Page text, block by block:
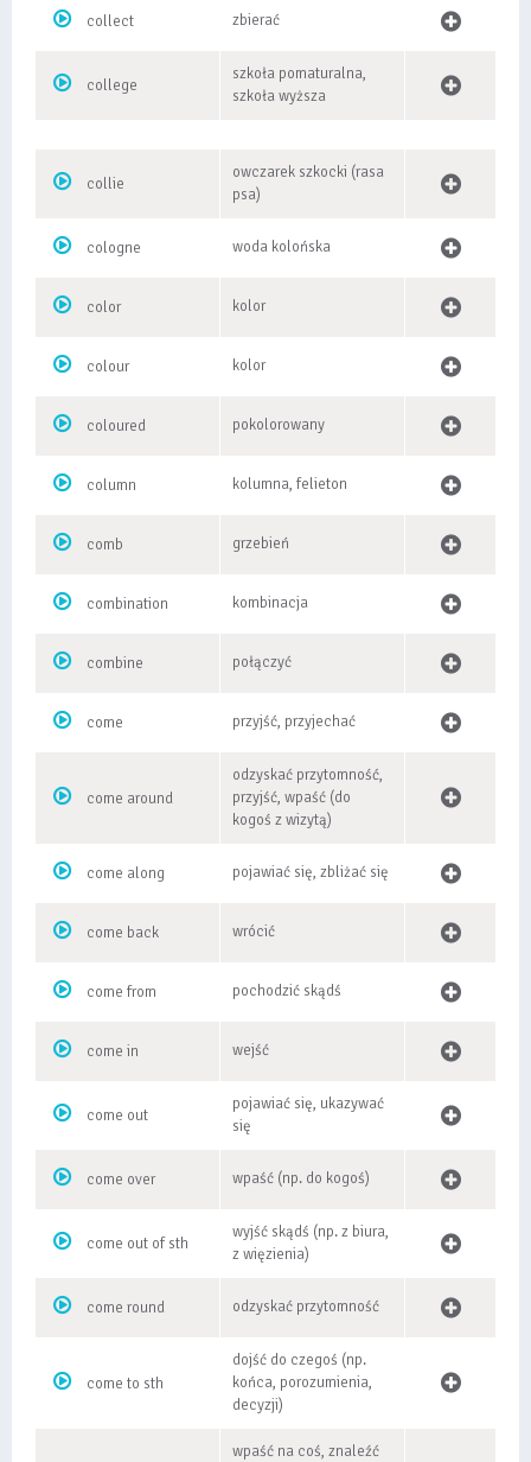
collect zbierać
college
szkoła pomaturalna,
szkoła wyższa
collie
owczarek szkocki (rasa
psa)
cologne woda kolońska
color kolor
colour kolor
coloured pokolorowany
column kolumna, felieton
comb grzebień
combination kombinacja
combine połączyć
come przyjść, przyjechać
come around
odzyskać przytomność,
przyjść, wpaść (do
kogoś z wizytą)
come along pojawiać się, zbliżać się
come back wrócić
come from pochodzić skądś
come in wejść
come out
pojawiać się, ukazywać
się
come over wpaść (np. do kogoś)
come out of sth
wyjść skądś (np. z biura,
z więzienia)
come round odzyskać przytomność
come to sth
dojść do czegoś (np.
końca, porozumienia,
decyzji)
wpaść na coś, znaleźć